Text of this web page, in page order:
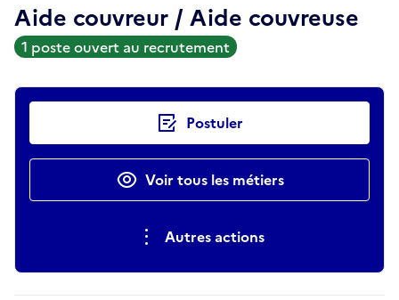
Aide couvreur / Aide couvreuse
1 poste ouvert au recrutement
Actions rapides Postuler
Voir tous les métiers
Autres actions